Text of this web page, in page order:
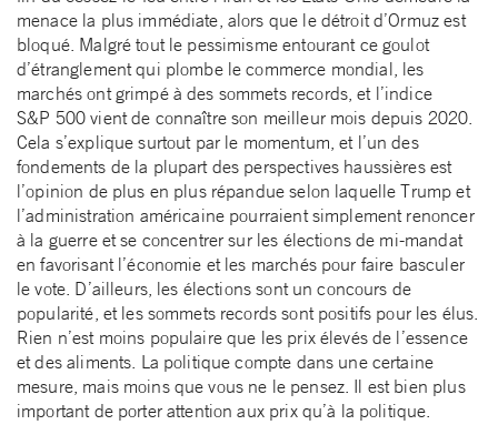
menace la plus immédiate, alors que le détroit d’Ormuz est
bloqué. Malgré tout le pessimisme entourant ce goulot
d’étranglement qui plombe le commerce mondial, les
marchés ont grimpé à des sommets records, et l’indice
S&P 500 vient de connaître son meilleur mois depuis 2020.
Cela s’explique surtout par le momentum, et l’un des
fondements de la plupart des perspectives haussières est
l’opinion de plus en plus répandue selon laquelle Trump et
l’administration américaine pourraient simplement renoncer
à la guerre et se concentrer sur les élections de mi-mandat
en favorisant l’économie et les marchés pour faire basculer
le vote. D’ailleurs, les élections sont un concours de
popularité, et les sommets records sont positifs pour les élus.
Rien n’est moins populaire que les prix élevés de l’essence
et des aliments. La politique compte dans une certaine
mesure, mais moins que vous ne le pensez. Il est bien plus
important de porter attention aux prix qu’à la politique.